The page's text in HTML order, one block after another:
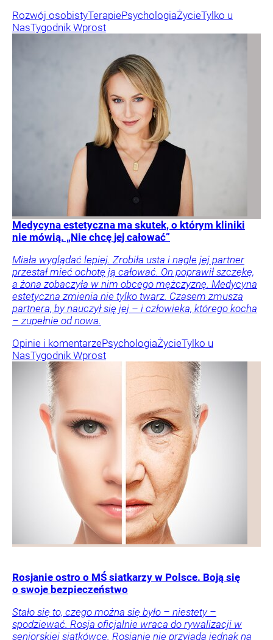
Rozwój osobistyTerapiePsychologiaŻycieTylko u
NasTygodnik Wprost
Medycyna estetyczna ma skutek, o którym kliniki
nie mówią. „Nie chcę jej całować”
Miała wyglądać lepiej. Zrobiła usta i nagle jej partner
przestał mieć ochotę ją całować. On poprawił szczękę,
a żona zobaczyła w nim obcego mężczyznę. Medycyna
estetyczna zmienia nie tylko twarz. Czasem zmusza
partnera, by nauczył się jej – i człowieka, którego kocha
– zupełnie od nowa.
Opinie i komentarzePsychologiaŻycieTylko u
NasTygodnik Wprost
Rosjanie ostro o MŚ siatkarzy w Polsce. Boją się
o swoje bezpieczeństwo
Stało się to, czego można się było – niestety –
spodziewać. Rosja oficjalnie wraca do rywalizacji w
seniorskiej siatkówce. Rosjanie nie przyjadą jednak na